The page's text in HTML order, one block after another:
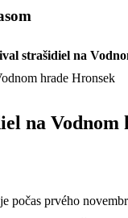
strašidiel na
na Vodnom
počas prvého